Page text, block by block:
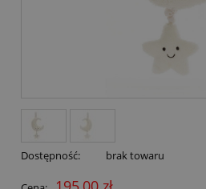
Dostępność: brak towaru